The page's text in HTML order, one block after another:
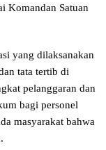
Komandan Satuan
yang dilaksanakan
tata tertib di
pelanggaran dan
bagi personel
masyarakat bahwa